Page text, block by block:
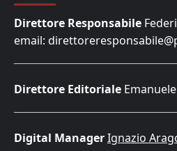
Direttore Responsabile
email:
Direttore Editoriale
Digital ManagerIgnazio